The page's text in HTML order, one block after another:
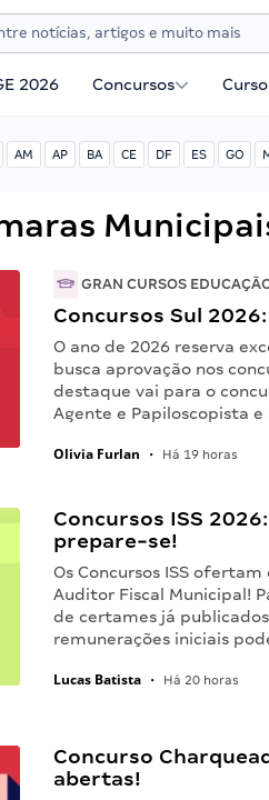
2026 Concursos
AM AP BA CE DF ES GO
GRAN CURSOS
Concursos Sul
O ano de 2026 reserva
busca aprovação nos
destaque vai para o
Agente e Papiloscopista e
Olivia Furlan • Há 19 horas
Concursos ISS
prepare-se!
Os Concursos ISS
Auditor Fiscal Municipal!
de certames já
remunerações iniciais
Lucas Batista • Há 20 horas
Concurso
abertas!